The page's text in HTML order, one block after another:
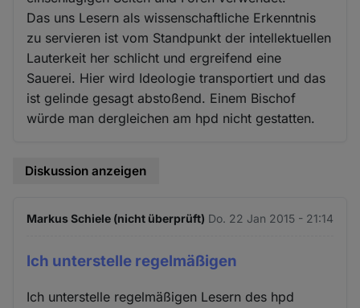
Das uns Lesern als wissenschaftliche Erkenntnis
zu servieren ist vom Standpunkt der intellektuellen
Lauterkeit her schlicht und ergreifend eine
Sauerei. Hier wird Ideologie transportiert und das
ist gelinde gesagt abstoßend. Einem Bischof
würde man dergleichen am hpd nicht gestatten.
Diskussion anzeigen
Markus Schiele (nicht überprüft) Do. 22 Jan 2015 - 21:14
Ich unterstelle regelmäßigen
Ich unterstelle regelmäßigen Lesern des hpd